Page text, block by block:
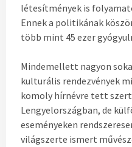
létesítmények is
Ennek a politikának
több mint 45 ezer
Mindemellett nagyon
kulturális rendezvények
komoly hírnévre tett
Lengyelországban, de
eseményeken
világszerte ismert